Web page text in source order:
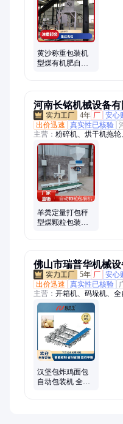
黄沙称重包装机
型煤有机肥自动
河南长铭机械设备有
4年 厂 安心
出价迅速
真实性已核验
主营： 粉碎机、烘干机拖
球、球磨机衬板、打散机
废水回收机、挤压制粒机
机、制棒机、粉碎机锤头
头、耐磨锤头、高铬合金
羊粪定量打包秤
型煤颗粒包装机
佛山市瑞普华机械设
5年 厂 安心
出价迅速
真实性已核验
主营： 开箱机、码垛机、
装机、往复式包装机、全
机厂家、薯片包装机、糕
装机、往复式枕式包装机
码垛机、自动理料线、机
自动理料线、可计数自动
机械手、全自动包装封箱机
汉堡包炸鸡面包
自动包装机 全自